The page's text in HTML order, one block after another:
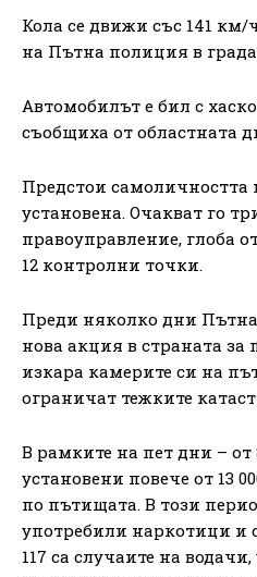
Кола се движи със 141
на Пътна полиция в
Автомобилът е бил с
съобщиха от областната
Предстои самоличността
установена. Очакват го
правоуправление, глоба
12 контролни точки.
Преди няколко дни
нова акция в страната за
изкара камерите си на
ограничат тежките
В рамките на пет дни – от
установени повече от 13
по пътищата. В този
употребили наркотици и
117 са случаите на